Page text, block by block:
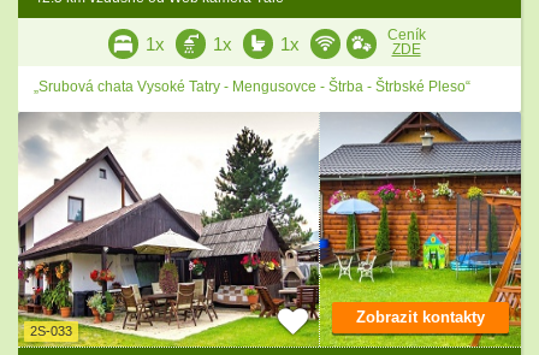
1x 1x 1x
Ceník
ZDE
„Srubová chata Vysoké Tatry - Mengusovce - Štrba - Štrbské Pleso“
2S-033
Zobrazit kontakty